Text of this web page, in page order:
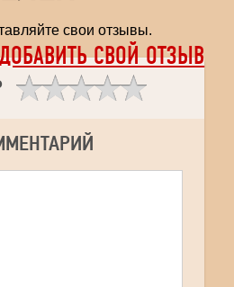
свои отзывы.
ДОБАВИТЬ СВОЙ ОТЗЫВ